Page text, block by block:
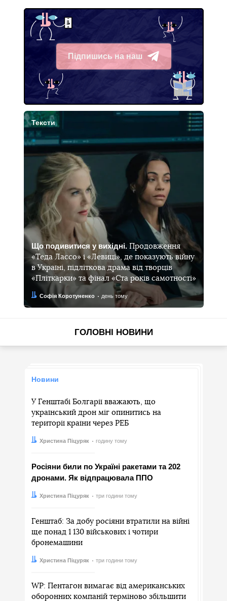
Підпишись на наш
Telegram
Тексти
Що подивитися у вихідні. Продовження
«Теда Лассо» і «Левиці», де показують війну
в Україні, підліткова драма від творців
«Пліткарки» та фінал «Ста років самотності»
Автор:
Софія Коротуненко
Дата: день тому
ГОЛОВНІ НОВИНИ
Новини
У Генштабі Болгарії вважають, що
український дрон міг опинитись на
території країни через РЕБ
Автор:
Христина Піцуряк
Дата: годину тому
Росіяни били по Україні ракетами та 202
дронами. Як відпрацювала ППО
Автор:
Христина Піцуряк
Дата: три години тому
Генштаб: За добу росіяни втратили на війні
ще понад 1 130 військових і чотири
бронемашини
Автор:
Христина Піцуряк
Дата: три години тому
WP: Пентагон вимагає від американських
оборонних компаній терміново збільшити